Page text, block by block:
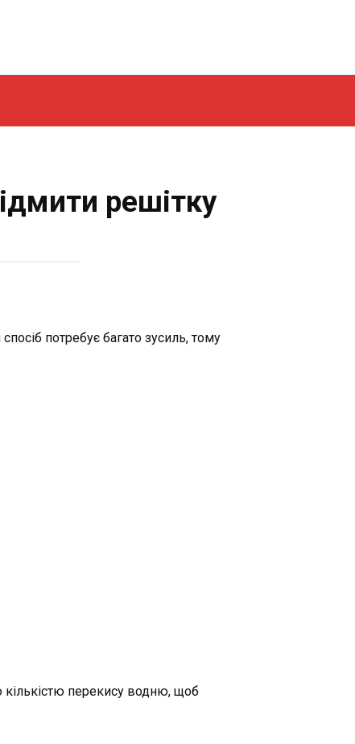
решітку
потребує багато зусиль, тому
перекису водню, щоб